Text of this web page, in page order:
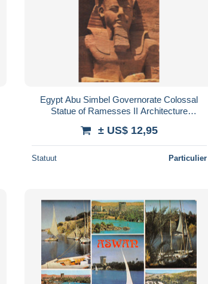
Egypt Abu Simbel Governorate Colossal
Statue of Ramesses II Architecture
± US$ 12,95
Statuut Particulier